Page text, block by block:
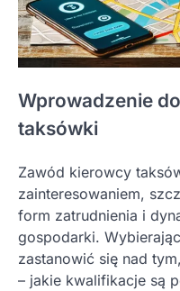
Wprowadzenie
taksówki
Zawód kierowcy
zainteresowaniem,
form zatrudnienia i
gospodarki.
zastanowić się nad
– jakie kwalifikacje są